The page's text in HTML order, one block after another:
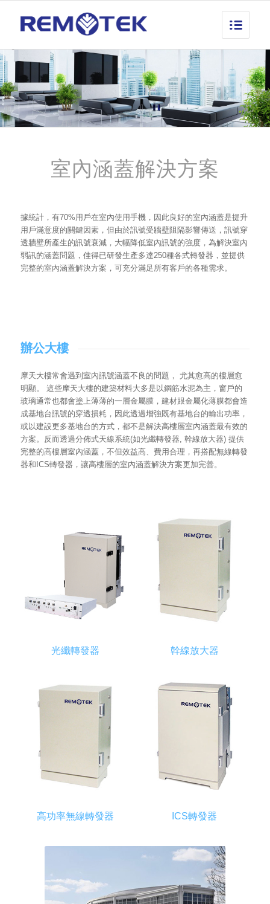
室內涵蓋解決方案
據統計，有70%用戶在室內使用手機，因此良好的室內涵蓋是提升
用戶滿意度的關鍵因素，但由於訊號受牆壁阻隔影響傳送，訊號穿
透牆壁所產生的訊號衰減，大幅降低室內訊號的強度，為解決室內
弱訊的涵蓋問題，佳得已研發生產多達250種各式轉發器，並提供
完整的室內涵蓋解決方案，可充分滿足所有客戶的各種需求。
辦公大樓
摩天大樓常會遇到室內訊號涵蓋不良的問題， 尤其愈高的樓層愈
明顯。 這些摩天大樓的建築材料大多是以鋼筋水泥為主，窗戶的
玻璃通常也都會塗上薄薄的一層金屬膜，建材跟金屬化薄膜都會造
成基地台訊號的穿透損耗，因此透過增強既有基地台的輸出功率，
或以建設更多基地台的方式，都不是解決高樓層室內涵蓋最有效的
方案。反而透過分佈式天線系統(如光纖轉發器, 幹線放大器) 提供
完整的高樓層室內涵蓋，不但效益高、費用合理，再搭配無線轉發
器和ICS轉發器，讓高樓層的室內涵蓋解決方案更加完善。
光纖轉發器 幹線放大器
高功率無線轉發器 ICS轉發器